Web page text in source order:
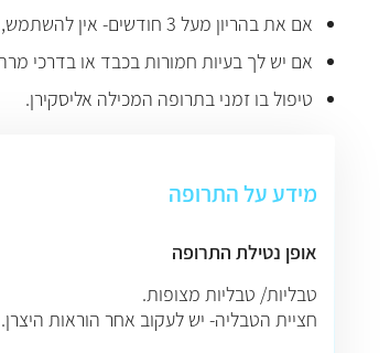
אם את בהריון מעל 3 חודשים- אין להשתמש, עדיף להימנע גם בתכנון הריון או בזמן הנקה - יש להתייעץ.
אם יש לך בעיות חמורות בכבד או בדרכי
טיפול בו זמני בתרופה המכילה אליסקירן.
מידע על התרופה
אופן נטילת התרופה
טבליות/ טבליות מצופות.
חציית הטבליה- יש לעקוב אחר הוראות היצרן.